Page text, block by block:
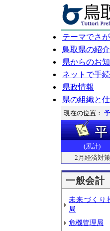
テーマでさ
鳥取県の紹
県からのお
ネットで手続
県政情報
県の組織と
現在の位置：
(累計)
2月経済対策
一般会計
未来づくり
局
危機管理局